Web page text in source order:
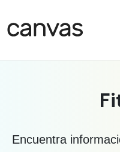
Encuentra